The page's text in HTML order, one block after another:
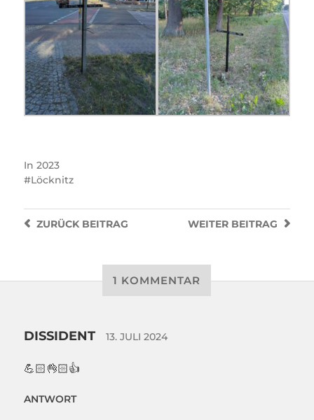
In 2023
Löcknitz
WEITER BEITRAG
ZURÜCKBEITRAG
1 KOMMENTAR
DISSIDENT 13. JULI 2024
💪🏻👌🏻👍
ANTWORT